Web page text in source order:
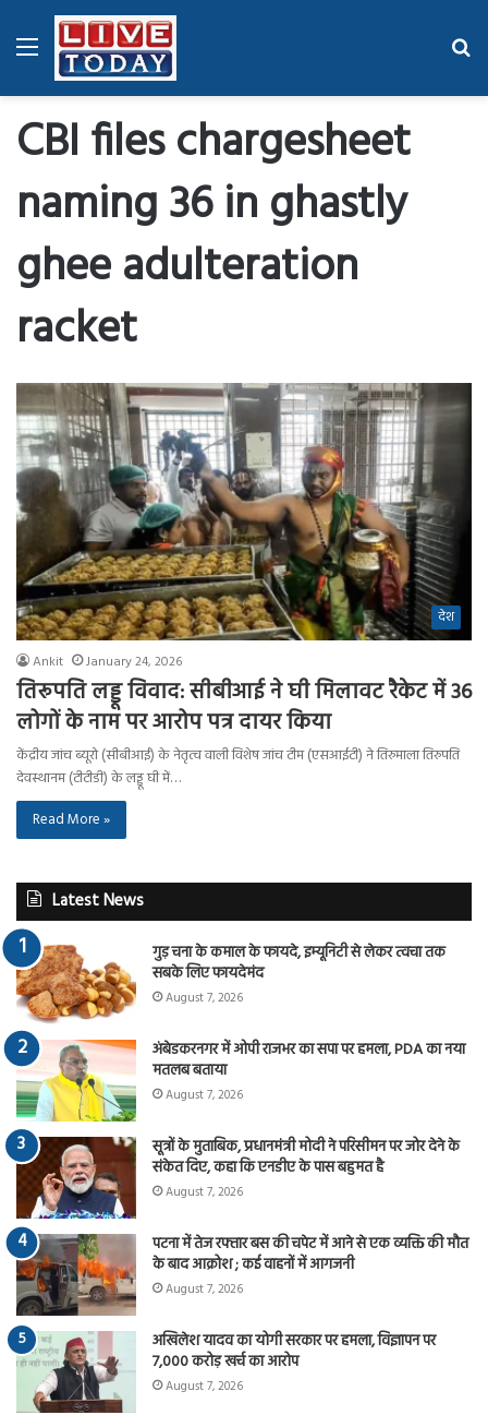
Menu
CBI files chargesheet
naming 36 in ghastly
ghee adulteration
racket
देश
Ankit January 24, 2026
तिरूपति लड्डू विवाद: सीबीआई ने घी मिलावट रैकेट में 36
लोगों के नाम पर आरोप पत्र दायर किया
केंद्रीय जांच ब्यूरो (सीबीआई) के नेतृत्व वाली विशेष जांच टीम (एसआईटी) ने तिरुमाला तिरुपति
देवस्थानम (टीटीडी) के लड्डू घी में…
Read More »
Latest News
गुड़ चना के कमाल के फायदे, इम्यूनिटी से लेकर त्वचा तक
सबके लिए फायदेमंद
August 7, 2026
अंबेडकरनगर में ओपी राजभर का सपा पर हमला, PDA का नया
मतलब बताया
August 7, 2026
सूत्रों के मुताबिक, प्रधानमंत्री मोदी ने परिसीमन पर जोर देने के
संकेत दिए, कहा कि एनडीए के पास बहुमत है
August 7, 2026
पटना में तेज रफ्तार बस की चपेट में आने से एक व्यक्ति की मौत
के बाद आक्रोश ; कई वाहनों में आगजनी
August 7, 2026
अखिलेश यादव का योगी सरकार पर हमला, विज्ञापन पर
7,000 करोड़ खर्च का आरोप
August 7, 2026